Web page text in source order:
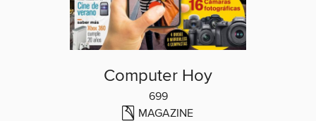
Computer Hoy
699
MAGAZINE